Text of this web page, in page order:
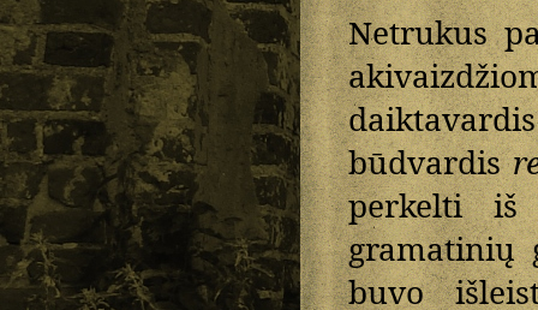
Netrukus
būdvardis
perkelti iš
gramatinių
buvo